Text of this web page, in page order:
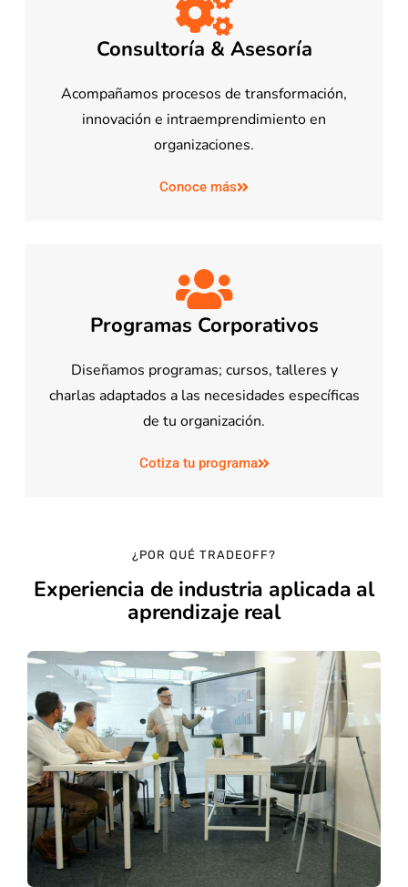
Consultoría & Asesoría
Acompañamos procesos de transformación,
innovación e intraemprendimiento en
organizaciones.
Conoce más
Programas Corporativos
Diseñamos programas; cursos, talleres y
charlas adaptados a las necesidades específicas
de tu organización.
Cotiza tu programa
¿POR QUÉ TRADEOFF?
Experiencia de industria aplicada al
aprendizaje real